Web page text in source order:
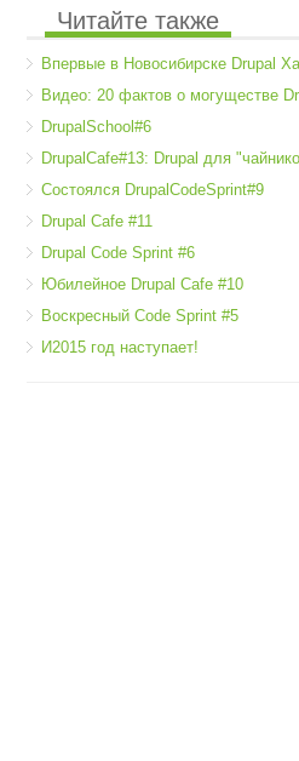
Читайте также
Впервые в Новосибирске Drupal
Видео: 20 фактов о могуществе
DrupalSchool#6
DrupalCafe#13: Drupal для
Состоялся DrupalCodeSprint#9
Drupal Cafe #11
Drupal Code Sprint #6
Юбилейное Drupal Cafe #10
Воскресный Code Sprint #5
И2015 год наступает!